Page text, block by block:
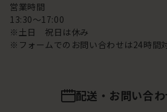
営業時間
13:30～17:00
※土日 祝日は休み
※フォームでのお問い合わせは24時間
配送・お問い合